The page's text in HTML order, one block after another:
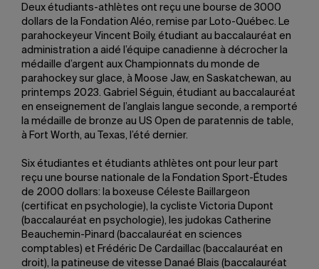
Deux étudiants-athlètes ont reçu une bourse de 3000
dollars de la Fondation Aléo, remise par Loto-Québec. Le
parahockeyeur Vincent Boily, étudiant au baccalauréat en
administration a aidé l’équipe canadienne à décrocher la
médaille d’argent aux Championnats du monde de
parahockey sur glace, à Moose Jaw, en Saskatchewan, au
printemps 2023. Gabriel Séguin, étudiant au baccalauréat
en enseignement de l’anglais langue seconde, a remporté
la médaille de bronze au US Open de paratennis de table,
à Fort Worth, au Texas, l’été dernier.
Six étudiantes et étudiants athlètes ont pour leur part
reçu une bourse nationale de la Fondation Sport-Études
de 2000 dollars: la boxeuse Céleste Baillargeon
(certificat en psychologie), la cycliste Victoria Dupont
(baccalauréat en psychologie), les judokas Catherine
Beauchemin-Pinard (baccalauréat en sciences
comptables) et Frédéric De Cardaillac (baccalauréat en
droit), la patineuse de vitesse Danaé Blais (baccalauréat